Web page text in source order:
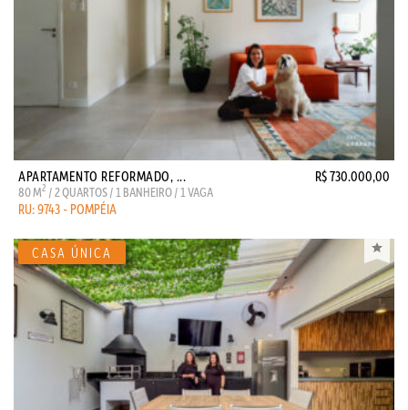
APARTAMENTO REFORMADO, ... R$ 730.000,00
80 M2 / 2 QUARTOS / 1 BANHEIRO / 1 VAGA
RU: 9743 - POMPÉIA